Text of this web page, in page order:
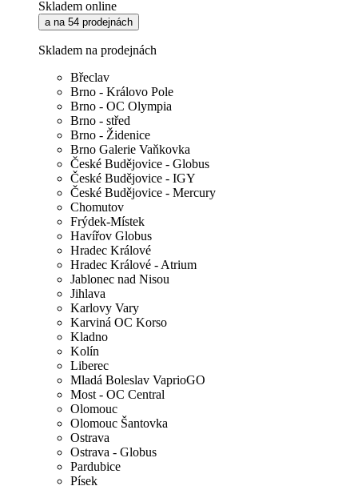
Skladem online
a na 54 prodejnách
Skladem na prodejnách
Břeclav
Brno - Královo Pole
Brno - OC Olympia
Brno - střed
Brno - Židenice
Brno Galerie Vaňkovka
České Budějovice - Globus
České Budějovice - IGY
České Budějovice - Mercury
Chomutov
Frýdek-Místek
Havířov Globus
Hradec Králové
Hradec Králové - Atrium
Jablonec nad Nisou
Jihlava
Karlovy Vary
Karviná OC Korso
Kladno
Kolín
Liberec
Mladá Boleslav VaprioGO
Most - OC Central
Olomouc
Olomouc Šantovka
Ostrava
Ostrava - Globus
Pardubice
Písek